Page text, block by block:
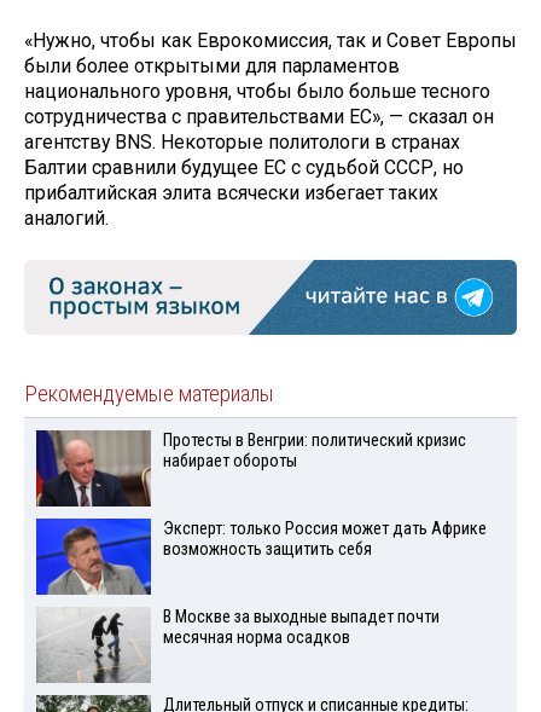
«Нужно, чтобы как Еврокомиссия, так и Совет Европы
были более открытыми для парламентов
национального уровня, чтобы было больше тесного
сотрудничества с правительствами ЕС», — сказал он
агентству BNS. Некоторые политологи в странах
Балтии сравнили будущее ЕС с судьбой СССР, но
прибалтийская элита всячески избегает таких
аналогий.
Рекомендуемые материалы
Протесты в Венгрии: политический кризис
набирает обороты
Эксперт: только Россия может дать Африке
возможность защитить себя
В Москве за выходные выпадет почти
месячная норма осадков
Длительный отпуск и списанные кредиты: